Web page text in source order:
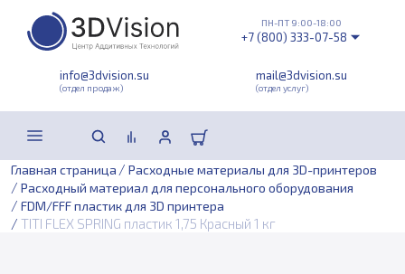
info@3dvision.su
(отдел продаж)
mail@3dvision.su
(отдел услуг)
ПН-ПТ 9:00-18:00
+7 (800) 333-07-58
Главная страница / Расходные материалы для 3D-принтеров
/ Расходный материал для персонального оборудования
/ FDM/FFF пластик для 3D принтера
/ TITI FLEX SPRING пластик 1,75 Красный 1 кг